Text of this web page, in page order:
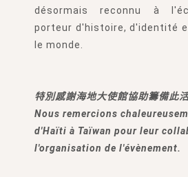
désormais reconnu à
porteur d'histoire, d'identité
le monde.
特別感謝海地大使館協助籌備此
Nous remercions
d'Haïti à Taïwan pour leur
l'organisation de l'évènement.